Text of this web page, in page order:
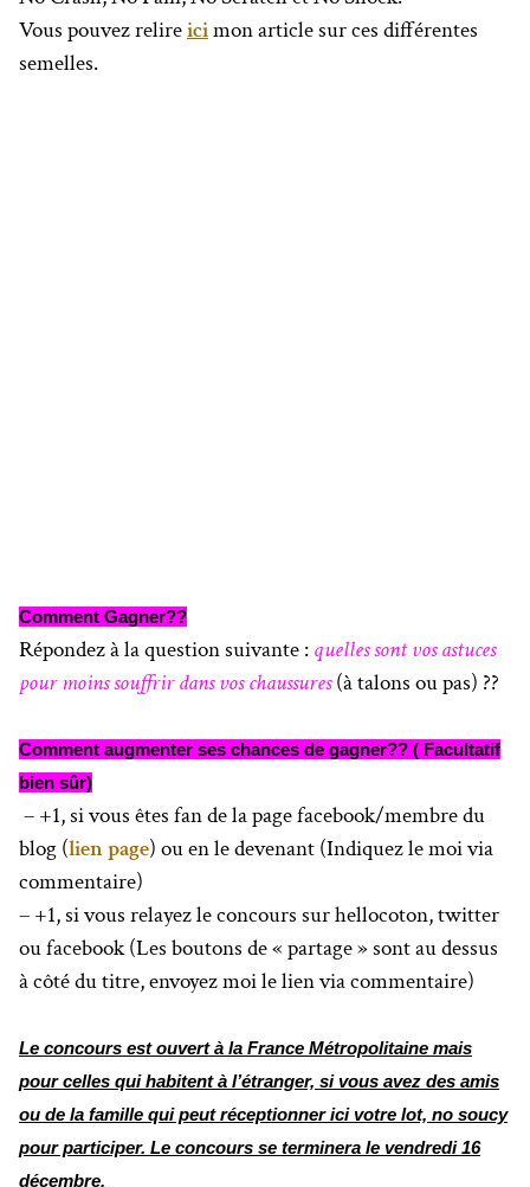
Vous pouvez relireicimon article sur ces différentes
semelles.
Comment Gagner??
Répondez à la question suivante : quelles sont vos astuces
pour moins souffrir dans vos chaussures(à talons ou pas) ??
Comment augmenter ses chances de gagner?? ( Facultatif
bien sûr)
– +1, si vous êtes fan de la page facebook/membre du
blog (lien page) ou en le devenant (Indiquez le moi via
commentaire)
– +1, si vous relayez le concours sur hellocoton, twitter
ou facebook (Les boutons de « partage » sont au dessus
à côté du titre, envoyez moi le lien via commentaire)
Le concours est ouvert à la France Métropolitaine mais
pour celles qui habitent à l’étranger, si vous avez des amis
ou de la famille qui peut réceptionner ici votre lot, no soucy
pour participer. Le concours se terminera le vendredi 16
décembre.